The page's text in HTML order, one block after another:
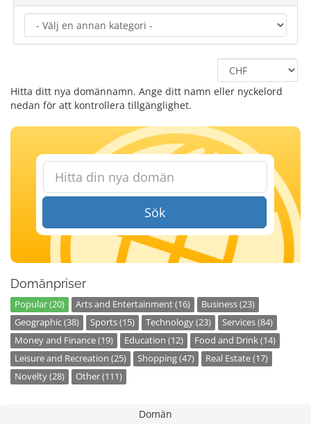
Hitta ditt nya domännamn. Ange ditt namn eller nyckelord
nedan för att kontrollera tillgänglighet.
Sök
Domänpriser
Popular (20) Arts and Entertainment (16)
Business (23)
Geographic (38)
Sports (15) Technology (23)
Services (84)
Money and Finance (19)
Education (12)
Food and Drink (14)
Leisure and Recreation (25)
Shopping (47)
Real Estate (17)
Novelty (28)
Other (111)
Domän